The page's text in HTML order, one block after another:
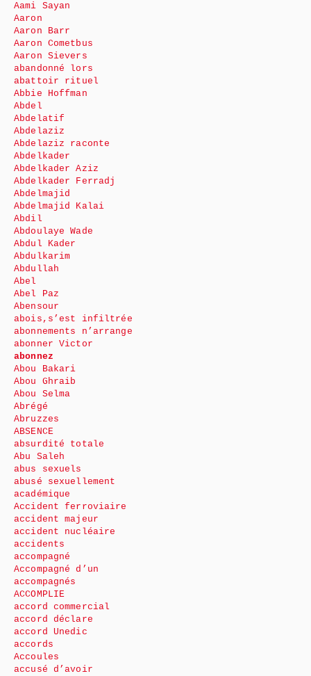
Aami Sayan
Aaron
Aaron Barr
Aaron Cometbus
Aaron Sievers
abandonné lors
abattoir rituel
Abbie Hoffman
Abdel
Abdelatif
Abdelaziz
Abdelaziz raconte
Abdelkader
Abdelkader Aziz
Abdelkader Ferradj
Abdelmajid
Abdelmajid Kalai
Abdil
Abdoulaye Wade
Abdul Kader
Abdulkarim
Abdullah
Abel
Abel Paz
Abensour
abois,s’est infiltrée
abonnements n’arrange
abonner Victor
abonnez
Abou Bakari
Abou Ghraib
Abou Selma
Abrégé
Abruzzes
ABSENCE
absurdité totale
Abu Saleh
abus sexuels
abusé sexuellement
académique
Accident ferroviaire
accident majeur
accident nucléaire
accidents
accompagné
Accompagné d’un
accompagnés
ACCOMPLIE
accord commercial
accord déclare
accord Unedic
accords
Accoules
accusé d’avoir